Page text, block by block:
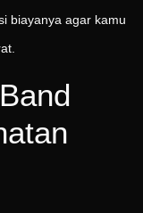
biayanya agar kamu